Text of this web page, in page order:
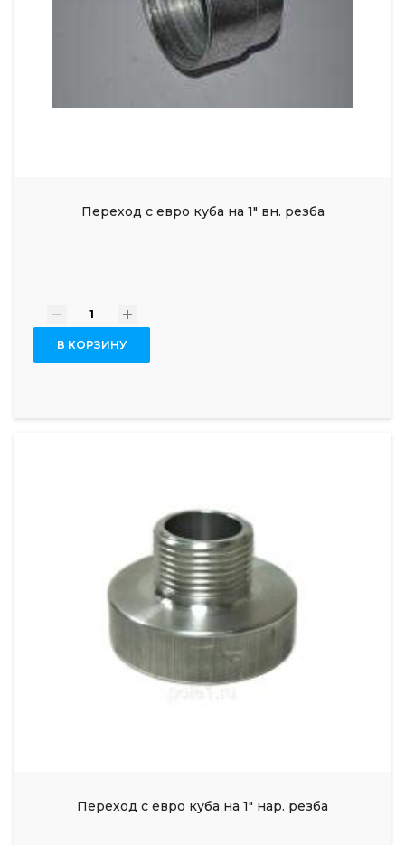
Переход с евро куба на 1" вн. резба
- +
В КОРЗИНУ
Переход с евро куба на 1" нар. резба